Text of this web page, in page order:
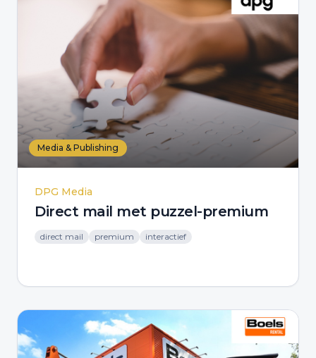
Media & Publishing
DPG Media
Direct mail met puzzel-premium
direct mail premium interactief